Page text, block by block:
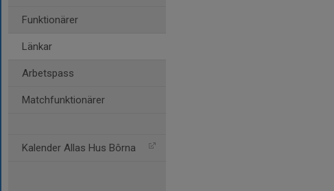
Funktionärer
Länkar
Arbetspass
Matchfunktionärer
Kalender Allas Hus Bôrna